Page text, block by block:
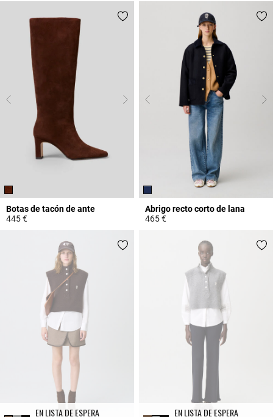
Botas de tacón de ante
445 €
Abrigo recto corto de lana
465 €
EN LISTA DE ESPERA EN LISTA DE ESPERA